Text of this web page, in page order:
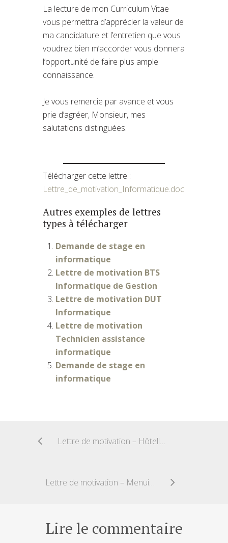
La lecture de mon Curriculum Vitae
vous permettra d’apprécier la valeur de
ma candidature et l’entretien que vous
voudrez bien m’accorder vous donnera
l’opportunité de faire plus ample
connaissance.
Je vous remercie par avance et vous
prie d’agréer, Monsieur, mes
salutations distinguées.
Télécharger cette lettre :
Lettre_de_motivation_Informatique.doc
Autres exemples de lettres
types à télécharger
Demande de stage en
informatique
Lettre de motivation BTS
Informatique de Gestion
Lettre de motivation DUT
Informatique
Lettre de motivation
Technicien assistance
informatique
Demande de stage en
informatique
Lettre de motivation – Hôtellerie Restauration
Lettre de motivation – Menuisier Métier du bois
Lire le commentaire